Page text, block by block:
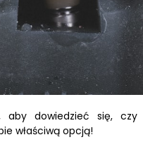
dowiedzieć się, czy
właściwą opcją!